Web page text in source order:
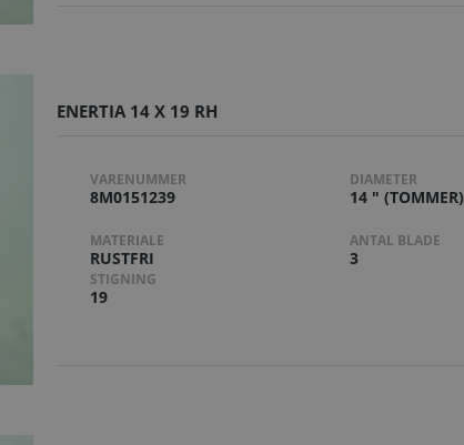
ENERTIA 14 X 19 RH
VARENUMMER
8M0151239
DIAMETER
14 " (TOMMER)
MATERIALE
RUSTFRI
ANTAL BLADE
3
STIGNING
19